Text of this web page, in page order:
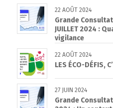
22 AOÛT 2024
Grande
JUILLET 2024 :
vigilance
22 AOÛT 2024
LES ÉCO-DÉFIS,
27 JUIN 2024
Grande